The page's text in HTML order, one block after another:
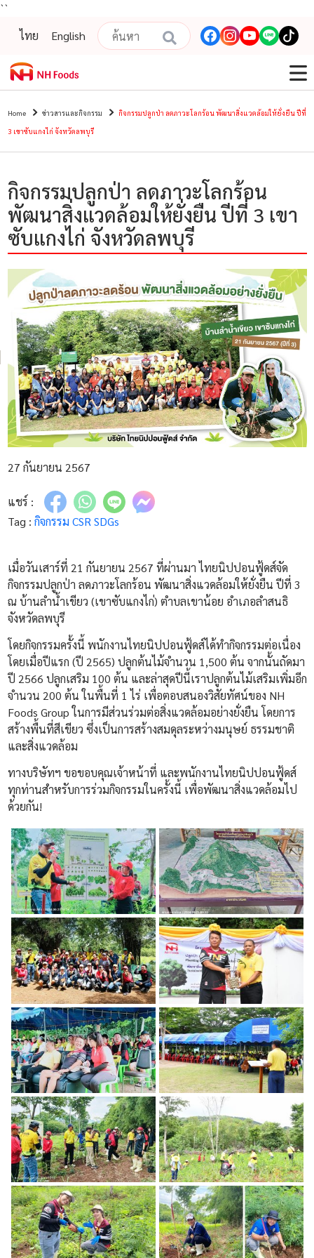
``
ไทย
English
Home ข่าวสารและกิจกรรม
กิจกรรมปลูกป่า ลดภาวะโลกร้อน พัฒนาสิ่งแวดล้อมให้ยั่งยืน ปีที่
3 เขาซับแกงไก่ จังหวัดลพบุรี
กิจกรรมปลูกป่า ลดภาวะโลกร้อน
พัฒนาสิ่งแวดล้อมให้ยั่งยืน ปีที่ 3 เขา
ซับแกงไก่ จังหวัดลพบุรี
27 กันยายน 2567
แชร์ :
Tag : กิจกรรม CSR SDGs
เมื่อวันเสาร์ที่ 21 กันยายน 2567 ที่ผ่านมา ไทยนิปปอนฟู้ดส์จัด
กิจกรรมปลูกป่า ลดภาวะโลกร้อน พัฒนาสิ่งแวดล้อมให้ยั่งยืน ปีที่ 3
ณ บ้านลำน้ำเขียว (เขาซับแกงไก่) ตำบลเขาน้อย อำเภอลำสนธิ
จังหวัดลพบุรี
โดยกิจกรรมครั้งนี้ พนักงานไทยนิปปอนฟู้ดส์ได้ทำกิจกรรมต่อเนื่อง
โดยเมื่อปีแรก (ปี 2565) ปลูกต้นไม้จำนวน 1,500 ต้น จากนั้นถัดมา
ปี 2566 ปลูกเสริม 100 ต้น และล่าสุดปีนี้เราปลูกต้นไม้เสริมเพิ่มอีก
จำนวน 200 ต้น ในพื้นที่ 1 ไร่ เพื่อตอบสนองวิสัยทัศน์ของ NH
Foods Group ในการมีส่วนร่วมต่อสิ่งแวดล้อมอย่างยั่งยืน โดยการ
สร้างพื้นที่สีเขียว ซึ่งเป็นการสร้างสมดุลระหว่างมนุษย์ ธรรมชาติ
และสิ่งแวดล้อม
ทางบริษัทฯ ขอขอบคุณเจ้าหน้าที่ และพนักงานไทยนิปปอนฟู้ดส์
ทุกท่านสำหรับการร่วมกิจกรรมในครั้งนี้ เพื่อพัฒนาสิ่งแวดล้อมไป
ด้วยกัน!